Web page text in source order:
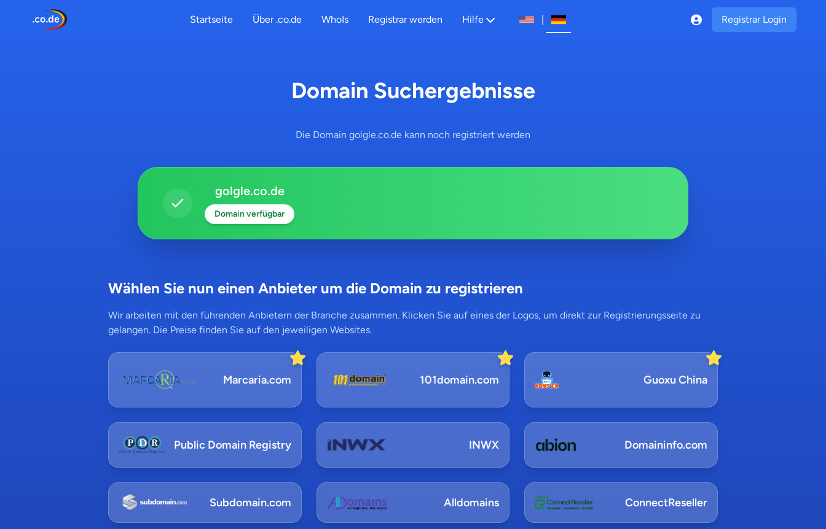
Startseite Über .co.de WhoIs Registrar werden Hilfe | Registrar Login
Domain Suchergebnisse
Die Domain golgle.co.de kann noch registriert werden
golgle.co.de
Domain verfügbar
Wählen Sie nun einen Anbieter um die Domain zu registrieren
Wir arbeiten mit den führenden Anbietern der Branche zusammen. Klicken Sie auf eines der Logos, um direkt zur Registrierungsseite zu
gelangen. Die Preise finden Sie auf den jeweiligen Websites.
Marcaria.com 101domain.com Guoxu China
Public Domain Registry INWX Domaininfo.com
Subdomain.com Alldomains ConnectReseller